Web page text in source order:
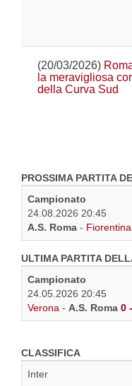
(20/03/2026)
la meravigliosa
della Curva Sud
PROSSIMA PARTITA
Campionato
24.08.2026 20:45
A.S. Roma - Fiorentina
ULTIMA PARTITA
Campionato
24.05.2026 20:45
Verona - A.S. Roma 0
CLASSIFICA
Inter